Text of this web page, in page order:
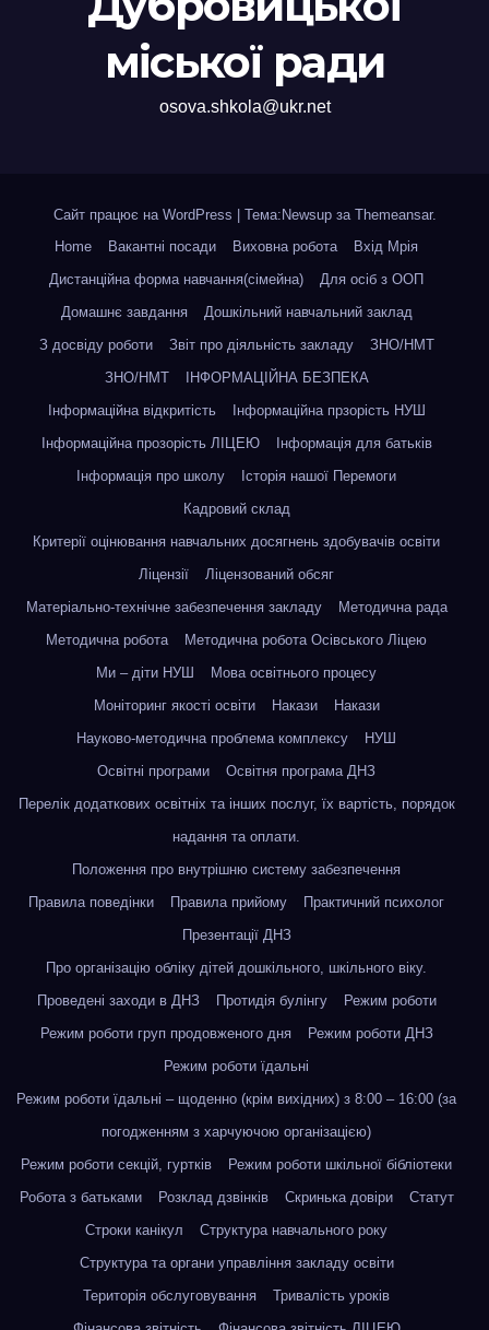
міської ради
osova.shkola@ukr.net
Сайт працює на WordPress Тема:Newsup за Themeansar.
Home
Вакантні посади Виховна робота
Вхід Мрія
Дистанційна форма навчання(сімейна)
Для осіб з ООП
Домашнє завдання
Дошкільний навчальний заклад
З досвіду роботи
Звіт про діяльність закладу
ЗНО/НМТ
ЗНО/НМТ
ІНФОРМАЦІЙНА БЕЗПЕКА
Інформаційна відкритість
Інформаційна прзорість НУШ
Інформаційна прозорість ЛІЦЕЮ
Інформація для батьків
Інформація про школу
Історія нашої Перемоги
Кадровий склад
Критерії оцінювання навчальних досягнень здобувачів освіти
Ліцензії
Ліцензований обсяг
Матеріально-технічне забезпечення закладу
Методична рада
Методична робота
Методична робота Осівського Ліцею
Ми – діти НУШ
Мова освітнього процесу
Моніторинг якості освіти
Накази
Накази
Науково-методична проблема комплексу
НУШ
Освітні програми
Освітня програма ДНЗ
Перелік додаткових освітніх та інших послуг, їх вартість, порядок
надання та оплати.
Положення про внутрішню систему забезпечення
Правила поведінки
Правила прийому
Практичний психолог
Презентації ДНЗ
Про організацію обліку дітей дошкільного, шкільного віку.
Проведені заходи в ДНЗ
Протидія булінгу
Режим роботи
Режим роботи груп продовженого дня
Режим роботи ДНЗ
Режим роботи їдальні
Режим роботи їдальні – щоденно (крім вихідних) з 8:00 – 16:00 (за
погодженням з харчуючою організацією)
Режим роботи секцій, гуртків
Режим роботи шкільної бібліотеки
Робота з батьками
Розклад дзвінків Скринька довіри
Статут
Строки канікул
Структура навчального року
Структура та органи управління закладу освіти
Територія обслуговування
Тривалість уроків